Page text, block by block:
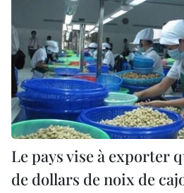
Le pays vise à exporter
de dollars de noix de